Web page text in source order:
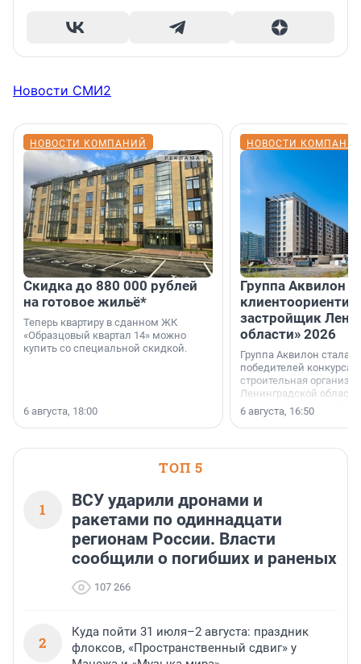
Новости СМИ2
НОВОСТИ КОМПАНИЙ
Скидка до 880 000 рублей
на готовое жильё*
Теперь квартиру в сданном ЖК
«Образцовый квартал 14» можно
купить со специальной скидкой.
6 августа, 18:00
НОВОСТИ
Группа Аквилон
застройщик
области» 2026
Группа Аквилон стала
победителей конкурса
строительная
Ленинградской области
номинации «Самый
застройщик
области».
6 августа, 16:50
ТОП 5
1
ВСУ ударили дронами и
ракетами по одиннадцати
регионам России. Власти
сообщили о погибших и раненых
107 266
2
Куда пойти 31 июля–2 августа: праздник
флоксов, «Пространственный сдвиг» у